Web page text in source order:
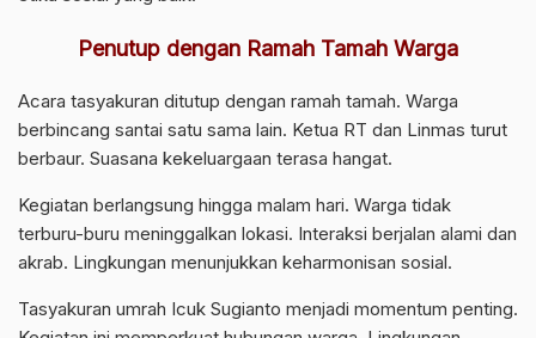
Penutup dengan Ramah Tamah Warga
Acara tasyakuran ditutup dengan ramah tamah. Warga
berbincang santai satu sama lain. Ketua RT dan Linmas turut
berbaur. Suasana kekeluargaan terasa hangat.
Kegiatan berlangsung hingga malam hari. Warga tidak
terburu-buru meninggalkan lokasi. Interaksi berjalan alami dan
akrab. Lingkungan menunjukkan keharmonisan sosial.
Tasyakuran umrah Icuk Sugianto menjadi momentum penting.